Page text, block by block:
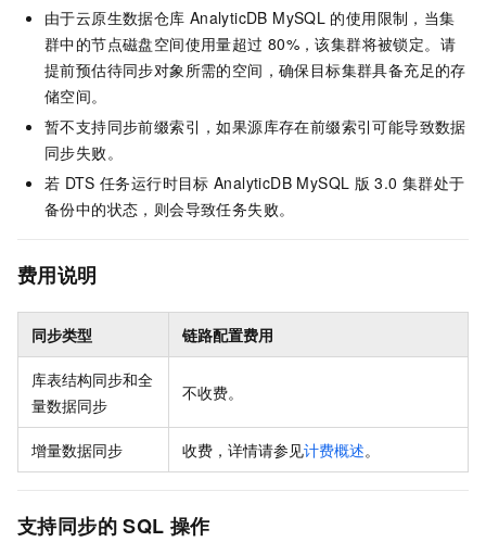
由于云原生数据仓库 AnalyticDB MySQL 的使用限制，当集
群中的节点磁盘空间使用量超过 80%，该集群将被锁定。请
提前预估待同步对象所需的空间，确保目标集群具备充足的存
储空间。
暂不支持同步前缀索引，如果源库存在前缀索引可能导致数据
同步失败。
若 DTS 任务运行时目标 AnalyticDB MySQL 版 3.0 集群处于
备份中的状态，则会导致任务失败。
费用说明
同步类型 链路配置费用
库表结构同步和全
量数据同步
不收费。
增量数据同步 收费，详情请参见计费概述。
支持同步的 SQL 操作